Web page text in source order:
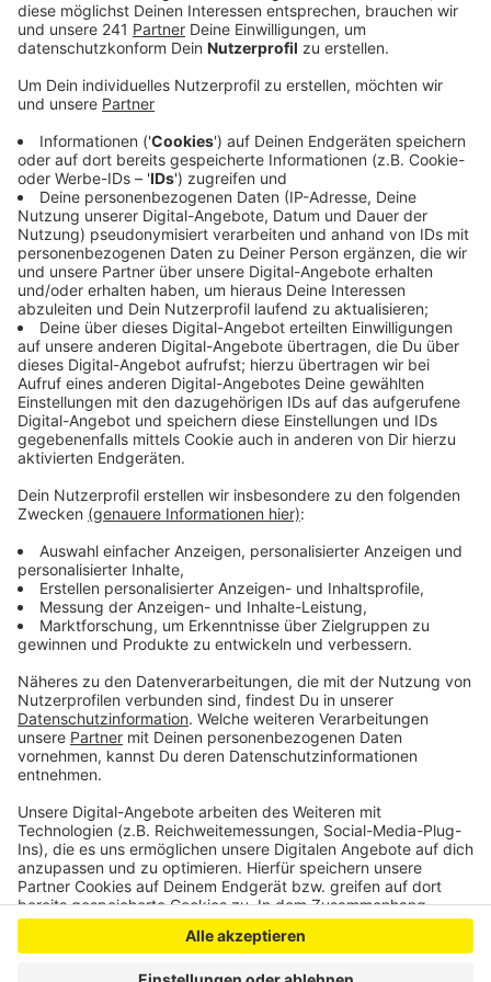
Anzeige
noch, sagte der Nettersheimer Bürgermeister im
Radio Euskirchen Gespräch.
Veröffentlicht:Mittwoch, 09.06.2021 12:43
Anzeige
Die Projekte wurden am Dienstagabend im
zuständigen Ausschuss vorgestellt. Ende Juni werden
sie noch im Rat abschließend beschlossen. Dann sind
noch Bürgerversammlungen geplant, um über die
Projekte zu sprechen.
Konkret geht es um die Umgestaltung der
Rosenthalstraße, auch ein Dorfplatz ist hier
vorgesehen. Entwickelt werden soll auch der
historische Ortskern von Frohngau. Und das
Feuerwehrgerätehaus in Nettersheim soll saniert
werden.
Auch für das kommende Jahr sind Dorfprojekte in
Nettersheim geplant: Hier müssen aber noch die
Anträge beim Land eingereicht werden.
Anzeige
Anzeige